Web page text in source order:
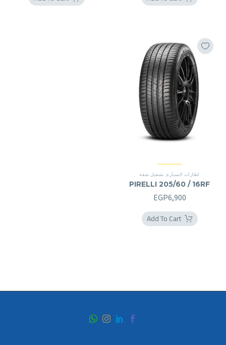
اطارات السيارة, تشغيل شقة
PIRELLI 205/60 / 16RF
EGP6,900
Add To Cart